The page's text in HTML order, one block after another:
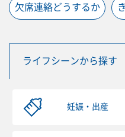
欠席連絡どうするか
ライフシーンから探す
妊娠・出産